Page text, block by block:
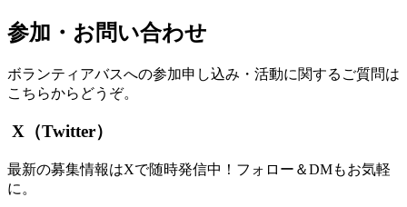
参加・お問い合わせ
ボランティアバスへの参加申し込み・活動に関するご質問は
こちらからどうぞ。
X（Twitter）
最新の募集情報はXで随時発信中！フォロー＆DMもお気軽
に。